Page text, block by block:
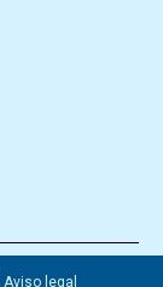
Aviso legal